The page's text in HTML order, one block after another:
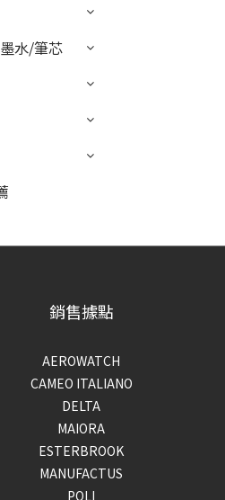
水/筆芯
銷售據點
AEROWATCH
CAMEO ITALIANO
DELTA
MAIORA
ESTERBROOK
MANUFACTUS
POLI